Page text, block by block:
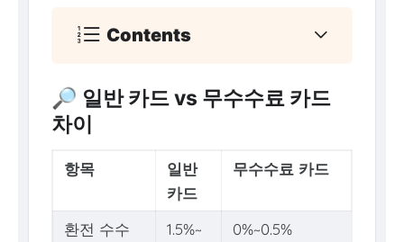
Contents
🔎 일반 카드 vs 무수수료 카드
차이
항목
일반
카드
무수수료 카드
환전 수수
1.5%~
0%~0.5%